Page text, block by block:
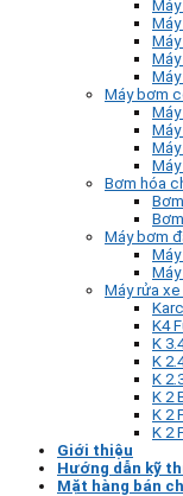
Máy bơm
Bơm hóa
Máy bơm
Máy rửa
K4
K
K
K
K 2
K 2
K 2
Giới thiệu
Hướng dẫn kỹ
Mặt hàng bán